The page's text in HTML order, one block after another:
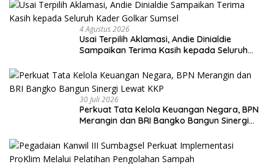
4 Agustus 2026
Usai Terpilih Aklamasi, Andie Dinialdie
Sampaikan Terima Kasih kepada Seluruh
30 Juli 2026
Perkuat Tata Kelola Keuangan Negara, BPN
Merangin dan BRI Bangko Bangun Sinergi